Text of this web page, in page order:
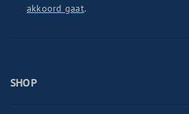
akkoord gaat.
SHOP